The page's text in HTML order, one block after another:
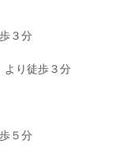
３分
より徒歩３分
５分